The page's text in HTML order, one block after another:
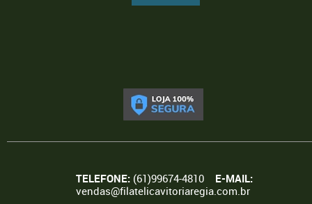
TELEFONE: (61)99674-4810
E-MAIL:
vendas@filatelicavitoriaregia.com.br